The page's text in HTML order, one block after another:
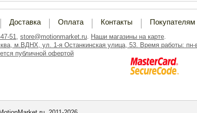
Доставка Оплата Контакты Покупателям
51, store@motionmarket.ru. Наши магазины на карте.
м.ВДНХ, ул. 1-я Останкинская улица, 53. Время работы: пн-
публичной офертой